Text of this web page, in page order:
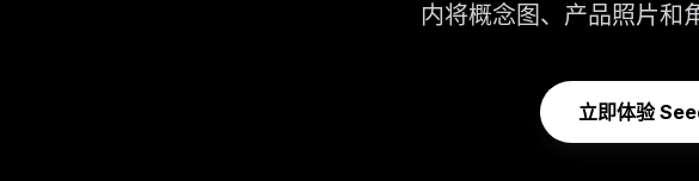
内将概念图、产品照片和
立即体验